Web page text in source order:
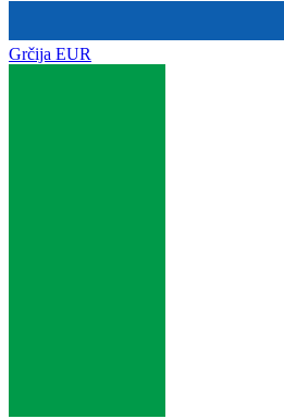
Grčija EUR